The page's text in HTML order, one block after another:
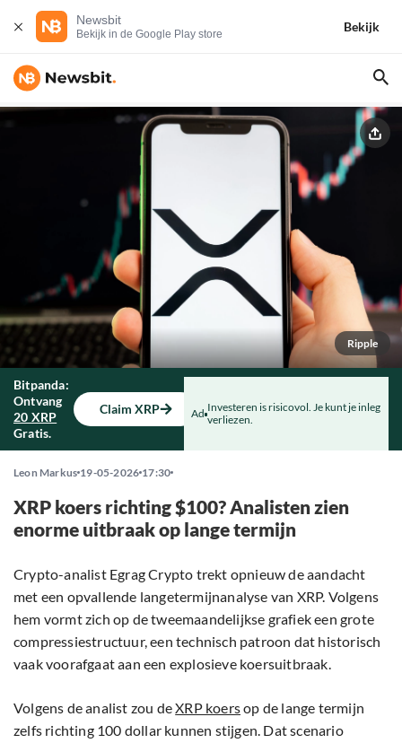
Newsbit
Bekijk in de Google Play store
Bekijk
Ripple
Bitpanda:
Ontvang
20 XRP
Gratis.
Claim XRP Ad Investeren is risicovol. Je kunt je inleg
verliezen.
Leon Markus 19-05-2026 17:30
XRP koers richting $100? Analisten zien
enorme uitbraak op lange termijn
Crypto-analist Egrag Crypto trekt opnieuw de aandacht
met een opvallende langetermijnanalyse van XRP. Volgens
hem vormt zich op de tweemaandelijkse grafiek een grote
compressiestructuur, een technisch patroon dat historisch
vaak voorafgaat aan een explosieve koersuitbraak.
Volgens de analist zou deXRP koersop de lange termijn
zelfs richting 100 dollar kunnen stijgen. Dat scenario